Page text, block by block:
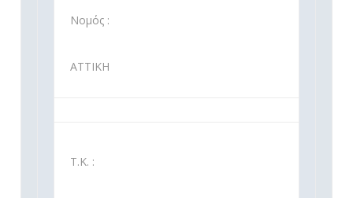
Νομός :
ΑΤΤΙΚΗ
Τ.Κ. :